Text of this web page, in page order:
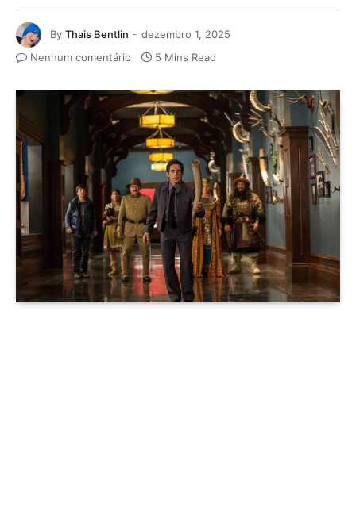
By Thais Bentlin
dezembro 1, 2025
Nenhum comentário
5 Mins Read